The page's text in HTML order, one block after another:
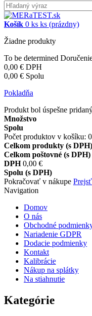
Košík 0 ks ks (prázdny)
Žiadne produkty
To be determined
0,00 € DPH
0,00 € Spolu
Pokladňa
Produkt bol úspešne
Množstvo
Spolu
Počet produktov v košíku: 0
Celkom produkty (s DPH)
Celkom poštovné (s DPH)
DPH 0,00 €
Spolu (s DPH)
Pokračovať v nákupe
Navigation
Domov
O nás
Obchodné
Nariadenie GDPR
Dodacie podmienky
Kontakt
Kalibrácie
Nákup na splátky
Na stiahnutie
Kategórie